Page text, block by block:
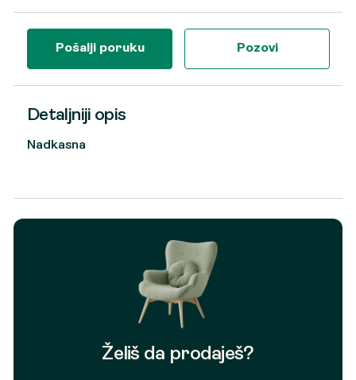
Pošalji poruku Pozovi
Detaljniji opis
Nadkasna
Želiš da prodaješ?